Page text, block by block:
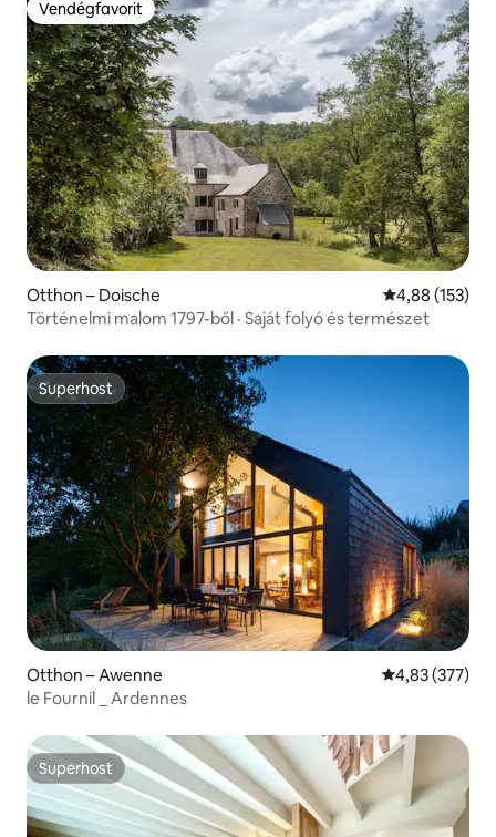
Vendégfavorit
Vendégfavorit
Otthon – Doische Átlagos
4,88 (153)
Történelmi malom 1797-ből · Saját folyó és természet
Superhost
Superhost
Otthon – Awenne Átlagos
4,83 (377)
le Fournil _ Ardennes
Superhost
Superhost